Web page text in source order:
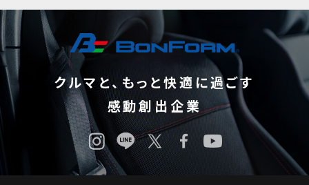
クルマと、もっと快適に過ごす
感動創出企業